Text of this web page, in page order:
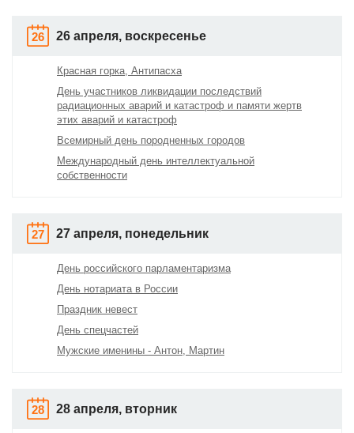
26 26 апреля, воскресенье
Красная горка, Антипасха
День участников ликвидации последствий
радиационных аварий и катастроф и памяти жертв
этих аварий и катастроф
Всемирный день породненных городов
Международный день интеллектуальной
собственности
27 27 апреля, понедельник
День российского парламентаризма
День нотариата в России
Праздник невест
День спецчастей
Мужские именины - Антон, Мартин
28 28 апреля, вторник